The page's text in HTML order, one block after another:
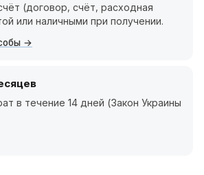
(договор, счёт, расходная
или наличными при получении.
в течение 14 дней (Закон Украины